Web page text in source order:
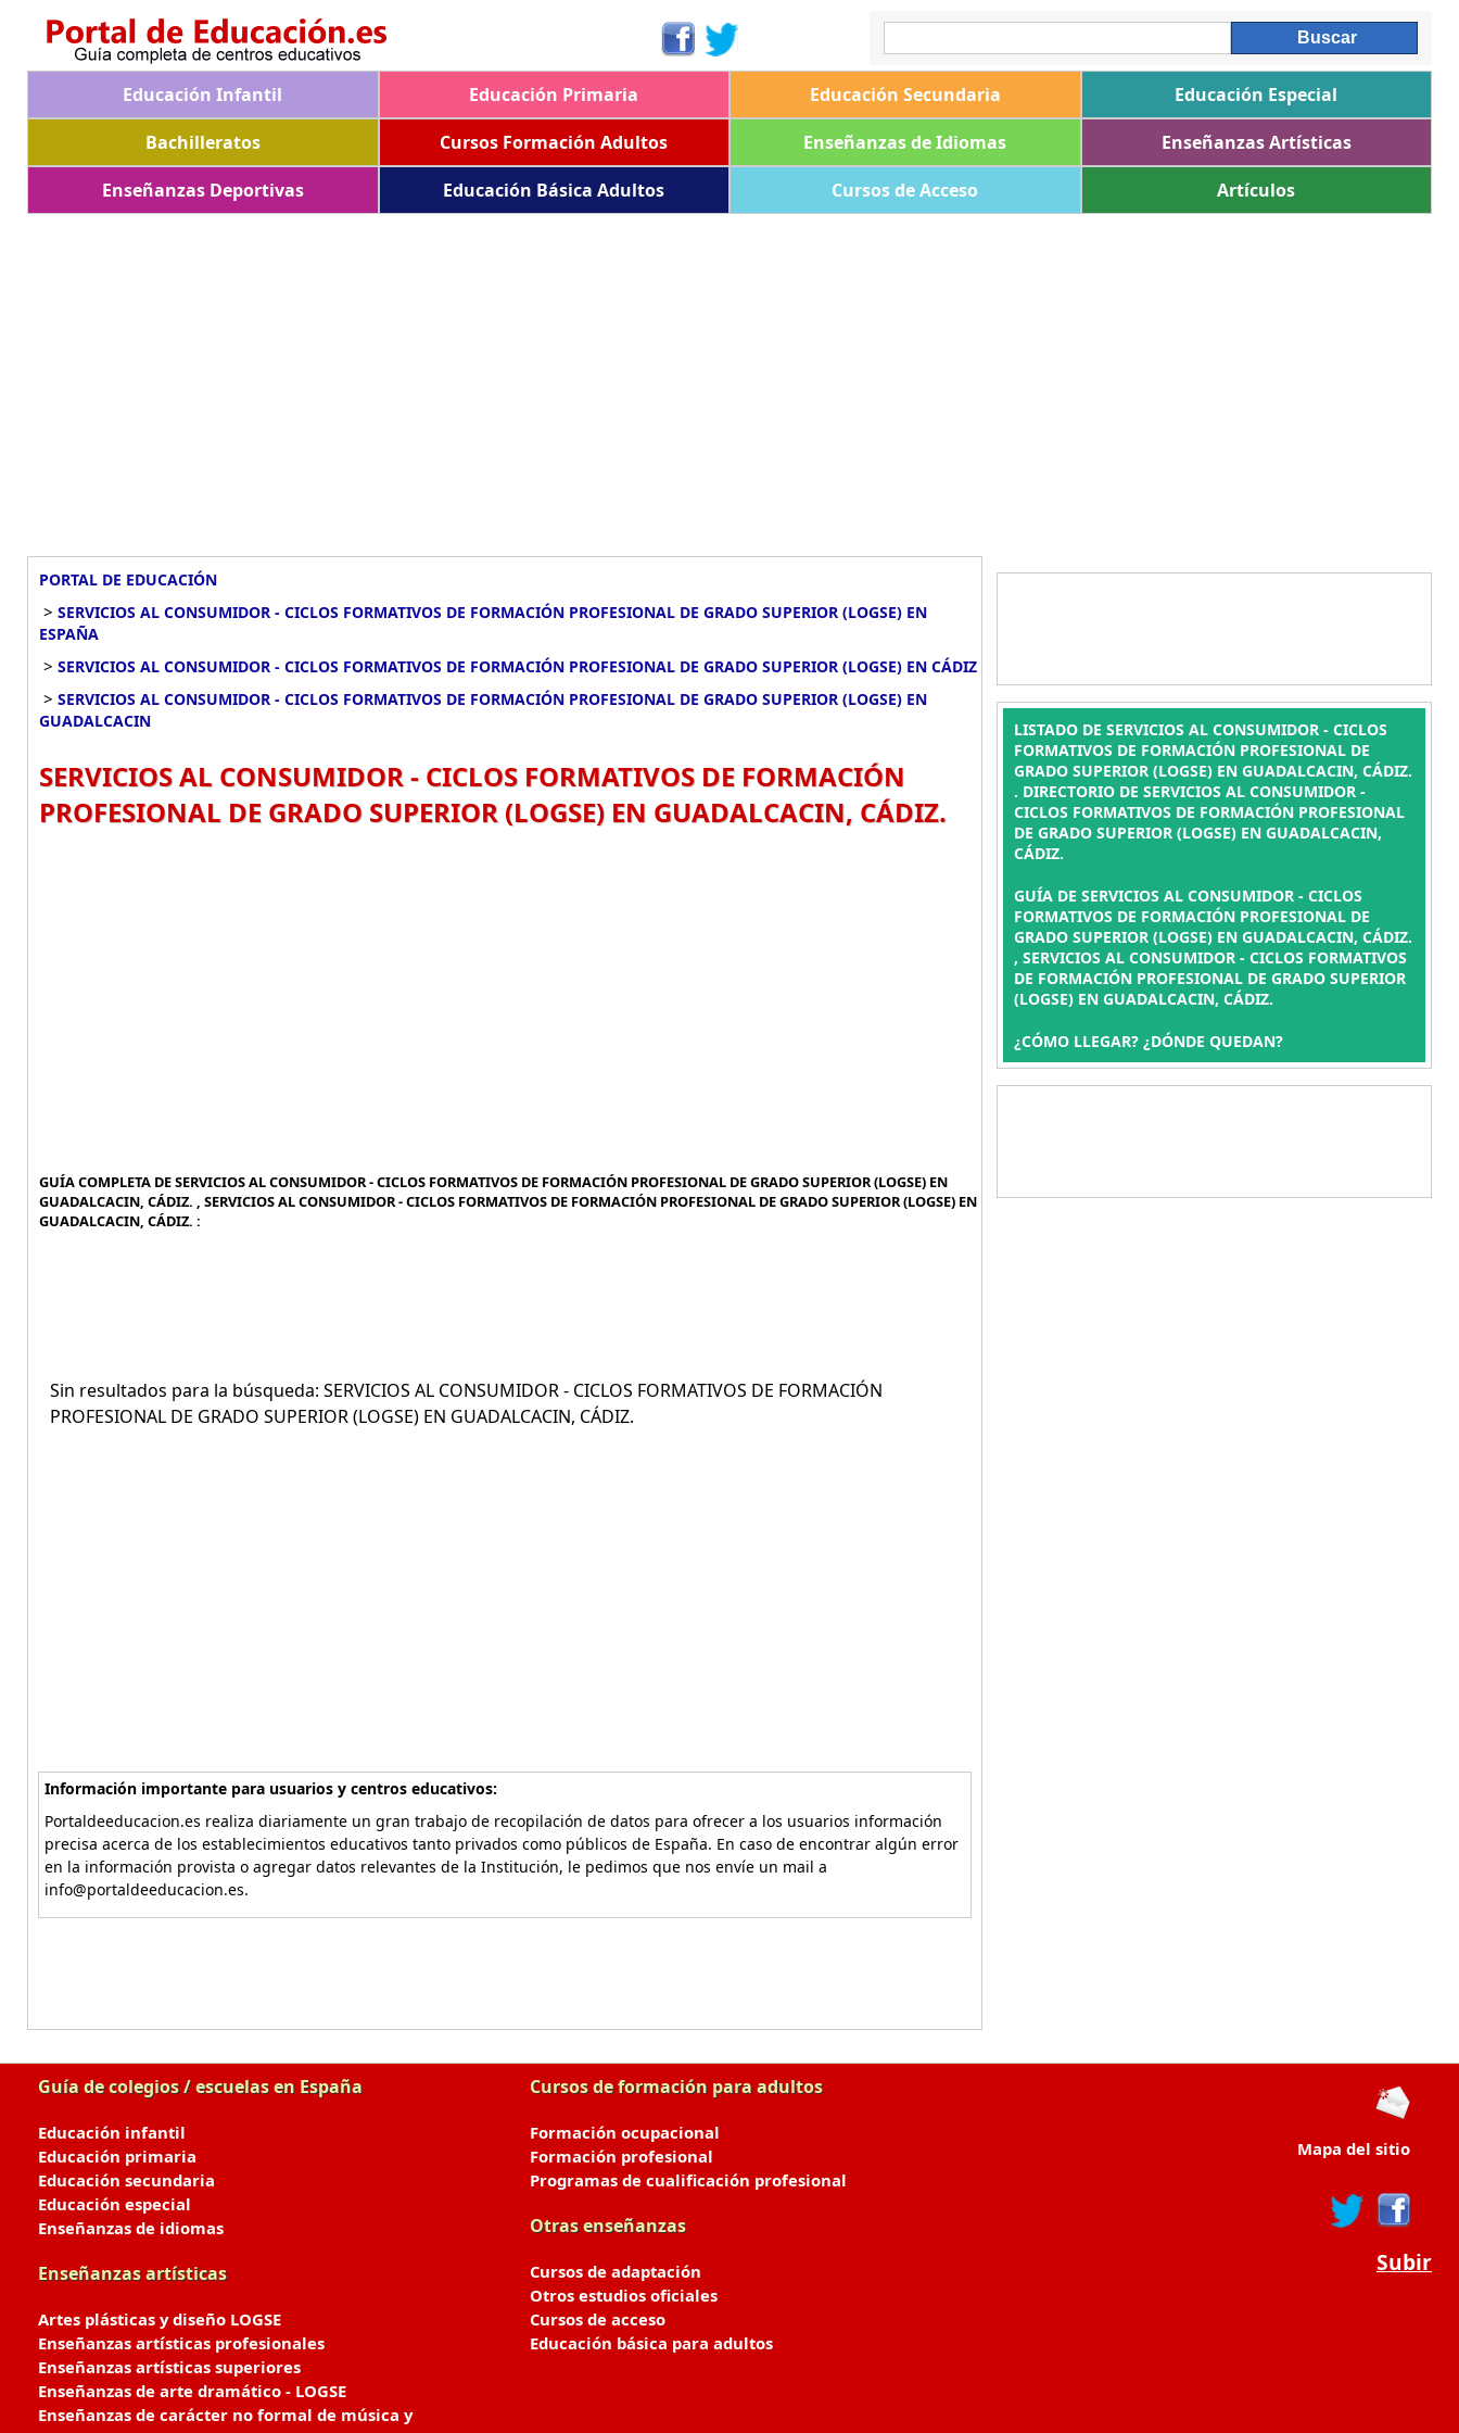
Educación Infantil Educación Primaria Educación Secundaria
Educación Especial
Bachilleratos
Cursos Formación Adultos Enseñanzas de Idiomas
Enseñanzas Artísticas
Enseñanzas Deportivas
Educación Básica Adultos Cursos de Acceso Artículos
PORTAL DE EDUCACIÓN
> SERVICIOS AL CONSUMIDOR - CICLOS FORMATIVOS DE FORMACIÓN PROFESIONAL DE GRADO SUPERIOR (LOGSE) EN
ESPAÑA
> SERVICIOS AL CONSUMIDOR - CICLOS FORMATIVOS DE FORMACIÓN PROFESIONAL DE GRADO SUPERIOR (LOGSE) EN CÁDIZ
> SERVICIOS AL CONSUMIDOR - CICLOS FORMATIVOS DE FORMACIÓN PROFESIONAL DE GRADO SUPERIOR (LOGSE) EN
GUADALCACIN
SERVICIOS AL CONSUMIDOR - CICLOS FORMATIVOS DE FORMACIÓN
PROFESIONAL DE GRADO SUPERIOR (LOGSE) EN GUADALCACIN, CÁDIZ.
GUÍA COMPLETA DE SERVICIOS AL CONSUMIDOR - CICLOS FORMATIVOS DE FORMACIÓN PROFESIONAL DE GRADO SUPERIOR (LOGSE) EN
GUADALCACIN, CÁDIZ. , SERVICIOS AL CONSUMIDOR - CICLOS FORMATIVOS DE FORMACIÓN PROFESIONAL DE GRADO SUPERIOR (LOGSE) EN
GUADALCACIN, CÁDIZ. :
Sin resultados para la búsqueda: SERVICIOS AL CONSUMIDOR - CICLOS FORMATIVOS DE FORMACIÓN
PROFESIONAL DE GRADO SUPERIOR (LOGSE) EN GUADALCACIN, CÁDIZ.
Información importante para usuarios y centros educativos:
Portaldeeducacion.es realiza diariamente un gran trabajo de recopilación de datos para ofrecer a los usuarios información
precisa acerca de los establecimientos educativos tanto privados como públicos de España. En caso de encontrar algún error
en la información provista o agregar datos relevantes de la Institución, le pedimos que nos envíe un mail a
info@portaldeeducacion.es.
LISTADO DE SERVICIOS AL CONSUMIDOR - CICLOS
FORMATIVOS DE FORMACIÓN PROFESIONAL DE
GRADO SUPERIOR (LOGSE) EN GUADALCACIN, CÁDIZ.
. DIRECTORIO DE SERVICIOS AL CONSUMIDOR -
CICLOS FORMATIVOS DE FORMACIÓN PROFESIONAL
DE GRADO SUPERIOR (LOGSE) EN GUADALCACIN,
CÁDIZ.
GUÍA DE SERVICIOS AL CONSUMIDOR - CICLOS
FORMATIVOS DE FORMACIÓN PROFESIONAL DE
GRADO SUPERIOR (LOGSE) EN GUADALCACIN, CÁDIZ.
, SERVICIOS AL CONSUMIDOR - CICLOS FORMATIVOS
DE FORMACIÓN PROFESIONAL DE GRADO SUPERIOR
(LOGSE) EN GUADALCACIN, CÁDIZ.
¿CÓMO LLEGAR? ¿DÓNDE QUEDAN?
Guía de colegios / escuelas en España
Educación infantil
Educación primaria
Educación secundaria
Educación especial
Enseñanzas de idiomas
Enseñanzas artísticas
Artes plásticas y diseño LOGSE
Enseñanzas artísticas profesionales
Enseñanzas artísticas superiores
Enseñanzas de arte dramático - LOGSE
Enseñanzas de carácter no formal de música y
Cursos de formación para adultos
Formación ocupacional
Formación profesional
Programas de cualificación profesional
Otras enseñanzas
Cursos de adaptación
Otros estudios oficiales
Cursos de acceso
Educación básica para adultos
Mapa del sitio
Subir